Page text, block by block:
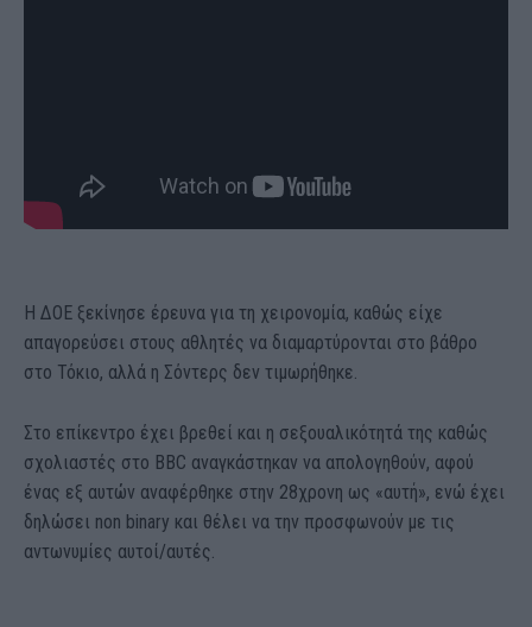
Η ΔΟΕ ξεκίνησε έρευνα για τη χειρονομία, καθώς είχε
απαγορεύσει στους αθλητές να διαμαρτύρονται στο βάθρο
στο Τόκιο, αλλά η Σόντερς δεν τιμωρήθηκε.
Στο επίκεντρο έχει βρεθεί και η σεξουαλικότητά της καθώς
σχολιαστές στο BBC αναγκάστηκαν να απολογηθούν, αφού
ένας εξ αυτών αναφέρθηκε στην 28χρονη ως «αυτή», ενώ έχει
δηλώσει non binary και θέλει να την προσφωνούν με τις
αντωνυμίες αυτοί/αυτές.